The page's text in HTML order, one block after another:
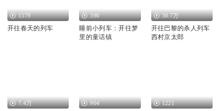
1579
开往春天的列车
390
睡前小列车：开往梦
里的童话镇
50.7万
开往巴黎的杀人列车
西村京太郎
7.4万 904 1221